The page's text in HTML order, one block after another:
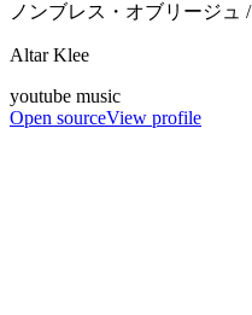
ノンブレス・オブリージュ
Altar Klee
youtube music
Open sourceView profile